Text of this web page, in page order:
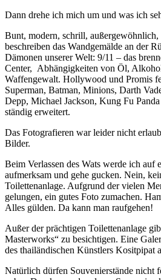
Dann drehe ich mich um und was ich
Bunt, modern, schrill, außergewöhnlich,
beschreiben das Wandgemälde an der
Dämonen unserer Welt: 9/11 – das
Center, Abhängigkeiten von Öl,
Waffengewalt. Hollywood und Promis
Superman, Batman, Minions, Darth
Depp, Michael Jackson, Kung Fu
ständig erweitert.
Das Fotografieren war leider nicht
Bilder.
Beim Verlassen des Wats werde ich auf
aufmerksam und gehe gucken. Nein,
Toilettenanlage. Aufgrund der vielen
gelungen, ein gutes Foto zumachen.
Alles gülden. Da kann man raufgehen!
Außer der prächtigen Toilettenanlage
Masterworks“ zu besichtigen. Eine
des thailändischen Künstlers Kositpipat
Natürlich dürfen Souvenierstände nicht